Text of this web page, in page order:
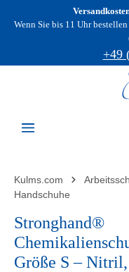
Zum Hauptinhalt springen
Wenn Sie bis 11 Uhr
+49
Kulms.com
Handschuhe
Stronghand®
Größe S –